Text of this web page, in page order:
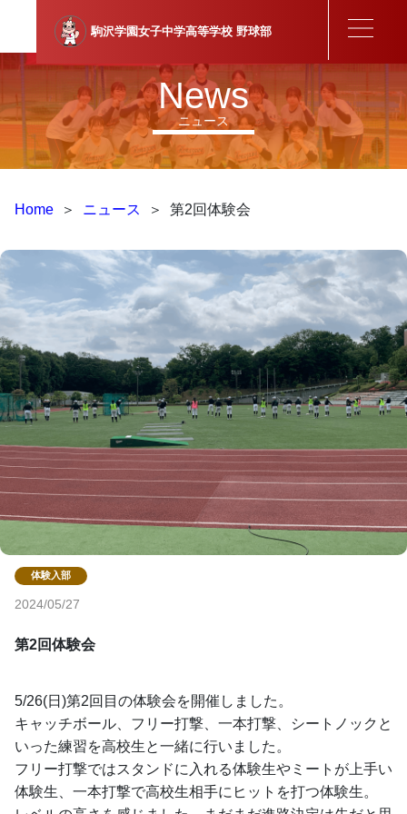
駒沢学園女子中学高等学校 野球部
ニュース
News
Home ＞ ニュース ＞ 第2回体験会
2024/05/27
第2回体験会
5/26(日)第2回目の体験会を開催しました。
キャッチボール、フリー打撃、一本打撃、シートノックと
いった練習を高校生と一緒に行いました。
フリー打撃ではスタンドに入れる体験生やミートが上手い
体験生、一本打撃で高校生相手にヒットを打つ体験生。